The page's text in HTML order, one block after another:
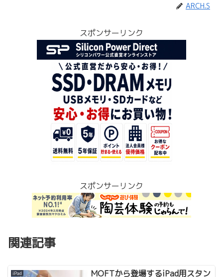
ARCH.S
スポンサーリンク
スポンサーリンク
関連記事
iPad
MOFTから登場するiPad用スタン